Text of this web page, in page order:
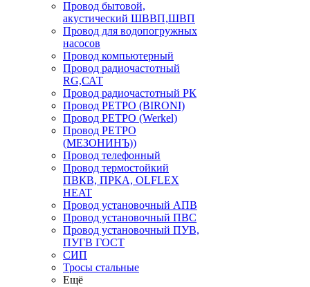
Провод бытовой,
акустический ШВВП,ШВП
Провод для водопогружных
насосов
Провод компьютерный
Провод радиочастотный
RG,САТ
Провод радиочастотный РК
Провод РЕТРО (BIRONI)
Провод РЕТРО (Werkel)
Провод РЕТРО
(МЕЗОНИНЪ))
Провод телефонный
Провод термостойкий
ПВКВ, ПРКА, OLFLEX
HEAT
Провод установочный АПВ
Провод установочный ПВС
Провод установочный ПУВ,
ПУГВ ГОСТ
СИП
Тросы стальные
Ещё